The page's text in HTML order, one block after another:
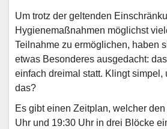
Um trotz der geltenden
Hygienemaßnahmen möglichst
Teilnahme zu ermöglichen, haben
etwas Besonderes ausgedacht:
einfach dreimal statt. Klingt simpel,
das?
Es gibt einen Zeitplan, welcher
Uhr und 19:30 Uhr in drei Blöcke